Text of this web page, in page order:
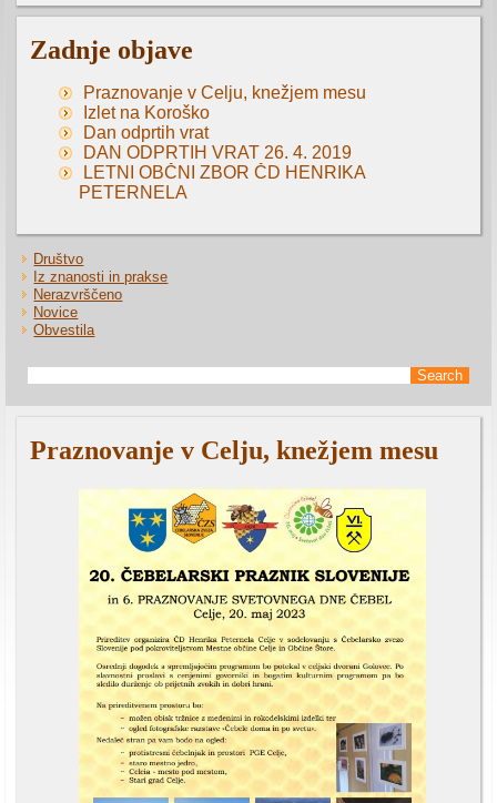
Zadnje objave
Praznovanje v Celju, knežjem mesu
Izlet na Koroško
Dan odprtih vrat
DAN ODPRTIH VRAT 26. 4. 2019
LETNI OBČNI ZBOR ČD HENRIKA
PETERNELA
Društvo
Iz znanosti in prakse
Nerazvrščeno
Novice
Obvestila
Praznovanje v Celju, knežjem mesu